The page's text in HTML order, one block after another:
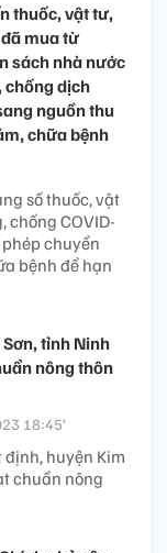
thuốc, vật tư,
mua từ
sách nhà nước
chống dịch
nguồn thu
chữa bệnh
số thuốc, vật
chống COVID-
chuyển
bệnh để hạn
tỉnh Ninh
nông thôn
18:45’
định, huyện Kim
chuẩn nông